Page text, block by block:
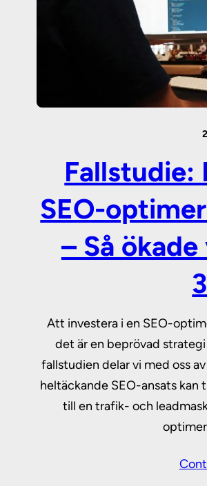
Fallstudie:
SEO-
– Så
Att investera i en SEO-
det är en beprövad
fallstudien delar vi med oss
heltäckande SEO-ansats kan
till en trafik- och